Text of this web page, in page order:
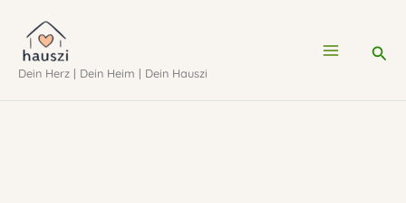
Inhalt
springen
Dein Herz | Dein Heim | Dein Hauszi